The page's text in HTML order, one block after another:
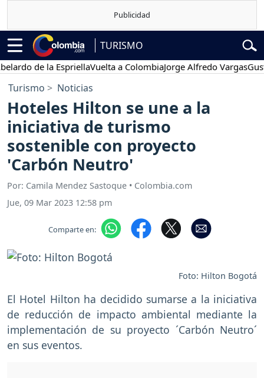
TURISMO
de la EspriellaVuelta a ColombiaJorge Alfredo Vargas
Turismo Noticias
Hoteles Hilton se une a la
iniciativa de turismo
sostenible con proyecto
'Carbón Neutro'
Por: Camila Mendez Sastoque • Colombia.com
Jue, 09 Mar 2023 12:58 pm
Comparte en:
Foto: Hilton Bogotá
El Hotel Hilton ha decidido sumarse a la iniciativa
de reducción de impacto ambiental mediante la
implementación de su proyecto ´Carbón Neutro´
en sus eventos.